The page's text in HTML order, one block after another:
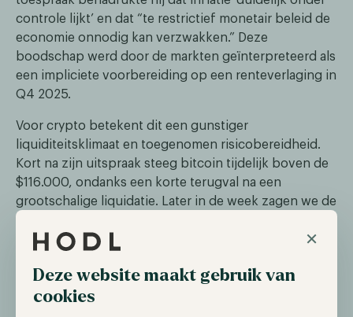
×
Deze website maakt gebruik van
cookies
controle lijkt’ en dat “te restrictief monetair beleid de
economie onnodig kan verzwakken.” Deze
boodschap werd door de markten geïnterpreteerd als
een impliciete voorbereiding op een renteverlaging in
Q4 2025.
Voor crypto betekent dit een gunstiger
liquiditeitsklimaat en toegenomen risicobereidheid.
Kort na zijn uitspraak steeg bitcoin tijdelijk boven de
$116.000, ondanks een korte terugval na een
grootschalige liquidatie. Later in de week zagen we de
China ontwikkelt eigen Yuan-stablecoin
China werkt aan een nieuwe, op blockchain